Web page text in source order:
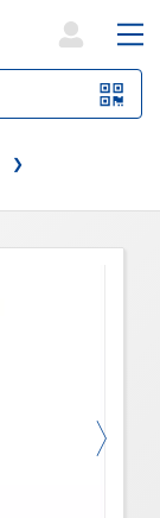
QR-